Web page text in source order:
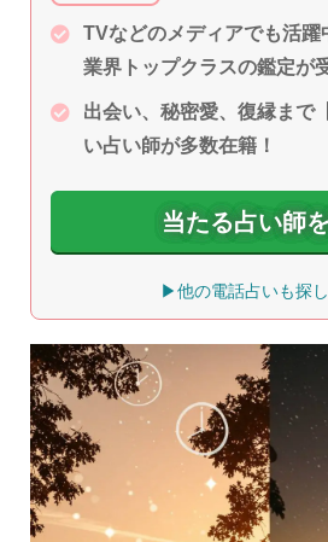
TVなどのメディアでも活躍
業界トップクラスの鑑定が
出会い、秘密愛、復縁まで
い占い師が多数在籍！
当たる占い師
▶他の電話占いも探